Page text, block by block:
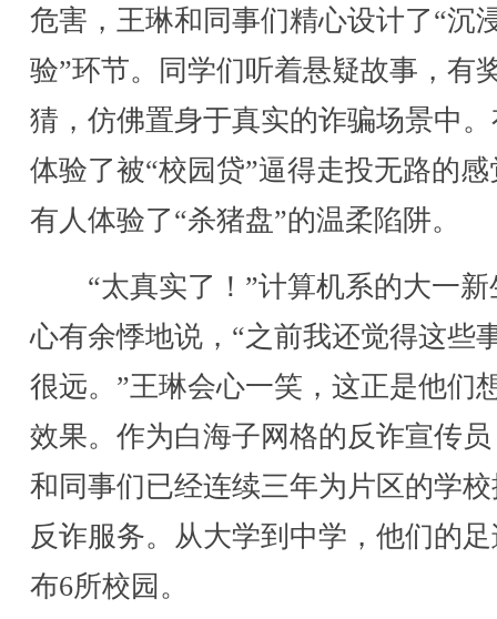
危害，王琳和同事们精心设计了“沉
验”环节。同学们听着悬疑故事，有
猜，仿佛置身于真实的诈骗场景中
体验了被“校园贷”逼得走投无路的感
有人体验了“杀猪盘”的温柔陷阱。
“太真实了！”计算机系的大一新
心有余悸地说，“之前我还觉得这些
很远。”王琳会心一笑，这正是他们
效果。作为白海子网格的反诈宣传
和同事们已经连续三年为片区的学
反诈服务。从大学到中学，他们的
布6所校园。